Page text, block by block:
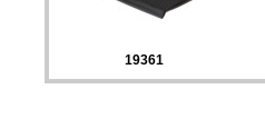
19361